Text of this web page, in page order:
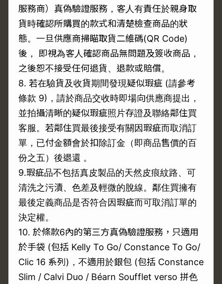
服務商）真偽驗證服務，客人有責任於親身取
貨時確認所購買的款式和清楚檢查商品的狀
態。一旦供應商掃瞄取貨二維碼(QR Code)
後， 即視為客人確認商品無問題及簽收商品，
之後恕不接受任何退貨、退款或賠償。
8. 若在驗貨及收貨期間發現疑似瑕疵 (請參考
條款 9)，請於商品交收時即場向供應商提出，
並拍攝清晰的疑似瑕疵照片存證及聯絡鄰住買
客服。若鄰住買最後接受有關因瑕疵而取消訂
單，已付金額會於扣除訂金（即商品售價的百
份之五）後退還 。
9.瑕疵品不包括真皮製品的天然皮痕紋路、可
清洗之污漬、色差及輕微的脫線。鄰住買擁有
最後定義商品是否符合因瑕疵而可取消訂單的
決定權。
10. 於條款6內的第三方真偽驗證服務，只適用
於手袋 (包括 Kelly To Go/ Constance To Go/
Clic 16 系列)，不適用於銀包 (包括 Constance
Slim / Calvi Duo / Béarn Soufflet verso 拼色